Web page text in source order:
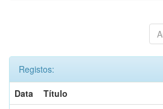
Registos:
Data
Título